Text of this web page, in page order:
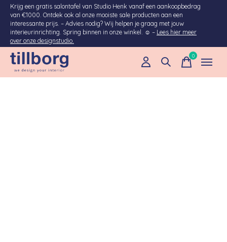
Krijg een gratis salontafel van Studio Henk vanaf een aankoopbedrag
van €1000. Ontdek ook al onze mooiste sale producten aan een
interessante prijs. – Advies nodig? Wij helpen je graag met jouw
interieurinrichting. Spring binnen in onze winkel. ☺ – Lees hier meer
over onze designstudio.
0items